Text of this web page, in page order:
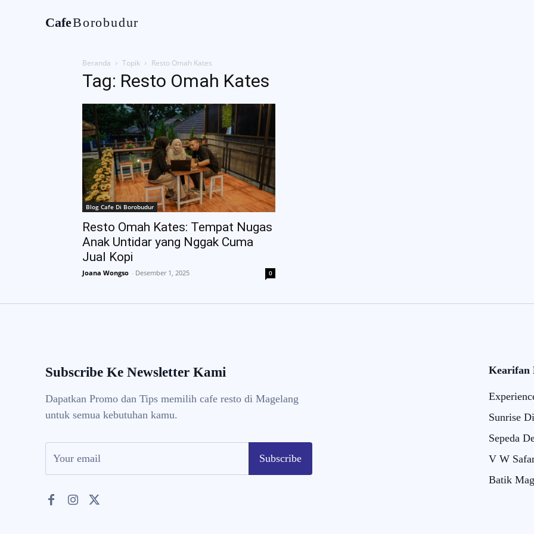
CafeBorobudur
Beranda Topik Resto Omah Kates
Tag: Resto Omah Kates
Blog Cafe Di Borobudur
Resto Omah Kates: Tempat Nugas
Anak Untidar yang Nggak Cuma
Jual Kopi
Joana Wongso - Desember 1, 2025 0
Subscribe Ke Newsletter Kami
Dapatkan Promo dan Tips memilih cafe resto di Magelang
untuk semua kebutuhan kamu.
Subscribe
Kearifan
Sunrise
Sepeda
V W
Batik